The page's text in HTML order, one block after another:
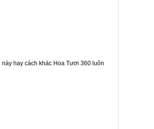
hay cách khác Hoa Tươi 360 luôn